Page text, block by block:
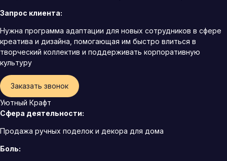
Запрос клиента:
Нужна программа адаптации для новых сотрудников в сфере
креатива и дизайна, помогающая им быстро влиться в
творческий коллектив и поддерживать корпоративную
культуру
Заказать звонок
Уютный Крафт
Сфера деятельности:
Продажа ручных поделок и декора для дома
Боль: